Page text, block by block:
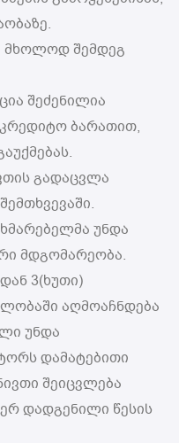
მხოლოდ შემდეგ
შეძენილია
ბარათით,
გადაცვლა
უნდა
მდგომარეობა.
3(ხუთი)
აღმოაჩნდება
უნდა
დამატებითი
შეიცვლება
დადგენილი წესის